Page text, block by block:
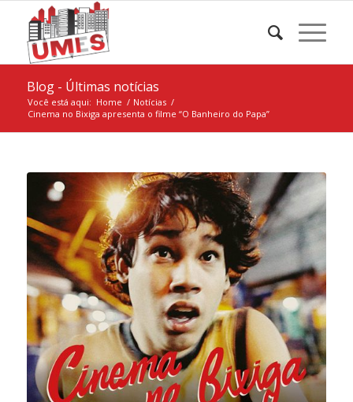
Blog - Últimas notícias
Você está aqui: Home / Notícias /
Cinema no Bixiga apresenta o filme “O Banheiro do Papa”